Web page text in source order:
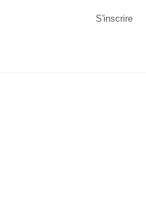
S'inscrire